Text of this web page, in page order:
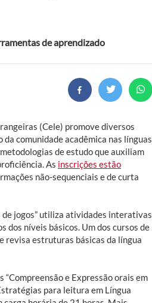
de aprendizado
(Cele) promove diversos
comunidade acadêmica nas línguas
de estudo que auxiliam
As inscrições estão
não-sequenciais e de curta
jogos” utiliza atividades interativas
dos níveis básicos. Um dos cursos de
revisa estruturas básicas da língua
e Expressão orais em
para leitura em Língua